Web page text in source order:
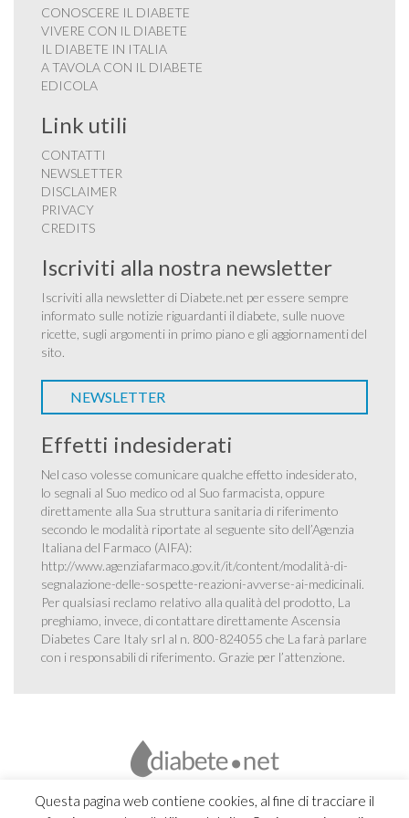
Questa pagina web contiene cookies, al fine di tracciare il
CONOSCERE IL DIABETE
VIVERE CON IL DIABETE
IL DIABETE IN ITALIA
A TAVOLA CON IL DIABETE
EDICOLA
Link utili
CONTATTI
NEWSLETTER
DISCLAIMER
PRIVACY
CREDITS
Iscriviti alla nostra newsletter
Iscriviti alla newsletter di Diabete.net per essere sempre
informato sulle notizie riguardanti il diabete, sulle nuove
ricette, sugli argomenti in primo piano e gli aggiornamenti del
sito.
NEWSLETTER
Effetti indesiderati
Nel caso volesse comunicare qualche effetto indesiderato,
lo segnali al Suo medico od al Suo farmacista, oppure
direttamente alla Sua struttura sanitaria di riferimento
secondo le modalità riportate al seguente sito dell’Agenzia
Italiana del Farmaco (AIFA):
http://www.agenziafarmaco.gov.it/it/content/modalità-di-
segnalazione-delle-sospette-reazioni-avverse-ai-medicinali.
Per qualsiasi reclamo relativo alla qualità del prodotto, La
preghiamo, invece, di contattare direttamente Ascensia
Diabetes Care Italy srl al n. 800-824055 che La farà parlare
con i responsabili di riferimento. Grazie per l’attenzione.